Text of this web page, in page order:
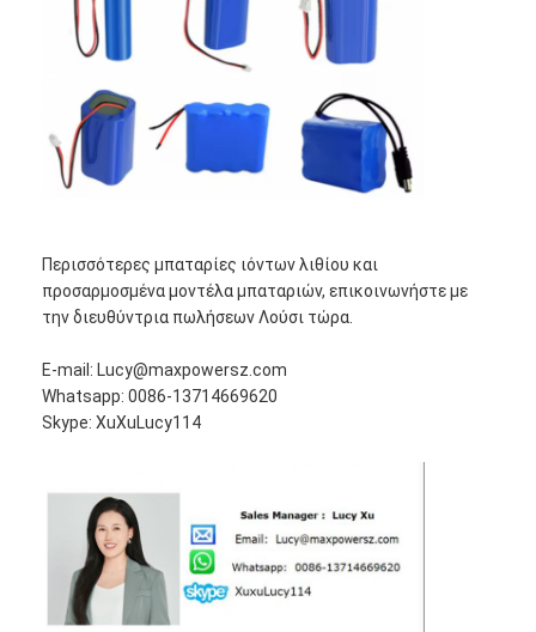
Περισσότερες μπαταρίες ιόντων λιθίου και
προσαρμοσμένα μοντέλα μπαταριών, επικοινωνήστε με
την διευθύντρια πωλήσεων Λούσι τώρα.
Ε-mail: Lucy@maxpowersz.com
Whatsapp: 0086-13714669620
Skype: XuXuLucy114